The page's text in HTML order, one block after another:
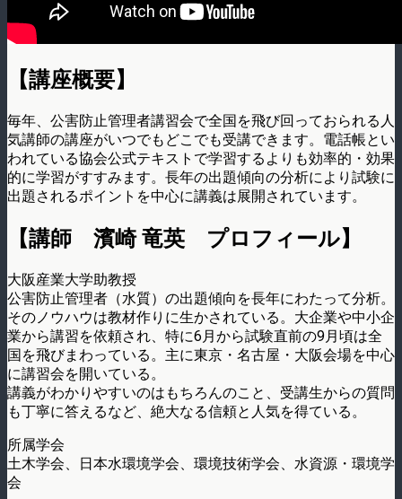
【講座概要】
毎年、公害防止管理者講習会で全国を飛び回っておられる人
気講師の講座がいつでもどこでも受講できます。電話帳とい
われている協会公式テキストで学習するよりも効率的・効果
的に学習がすすみます。長年の出題傾向の分析により試験に
出題されるポイントを中心に講義は展開されています。
【講師 濱崎 竜英 プロフィール】
大阪産業大学助教授
公害防止管理者（水質）の出題傾向を長年にわたって分析。
そのノウハウは教材作りに生かされている。大企業や中小企
業から講習を依頼され、特に6月から試験直前の9月頃は全
国を飛びまわっている。主に東京・名古屋・大阪会場を中心
に講習会を開いている。
講義がわかりやすいのはもちろんのこと、受講生からの質問
も丁寧に答えるなど、絶大なる信頼と人気を得ている。
所属学会
土木学会、日本水環境学会、環境技術学会、水資源・環境学
会